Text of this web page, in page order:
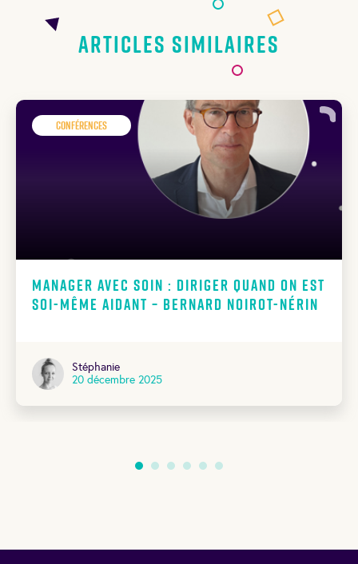
Articles similaires
Conférences
Manager avec soin : diriger quand on est
soi-même aidant – Bernard Noirot-Nérin
Stéphanie
20 décembre 2025